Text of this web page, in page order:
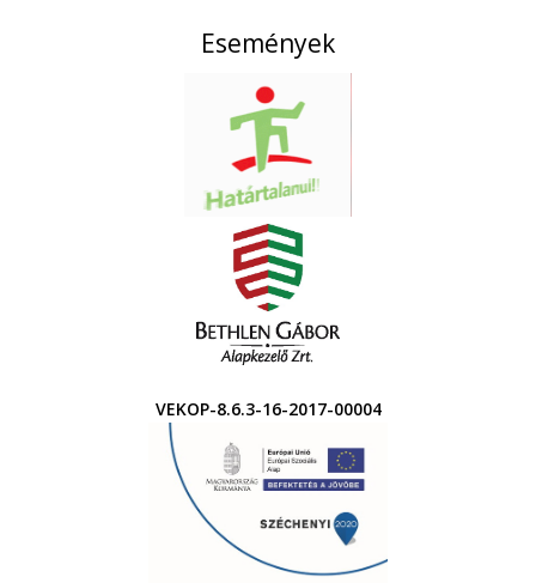
Események
VEKOP-8.6.3-16-2017-00004